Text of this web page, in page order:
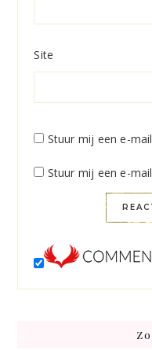
Site
Stuur mij een e-
Stuur mij een e-